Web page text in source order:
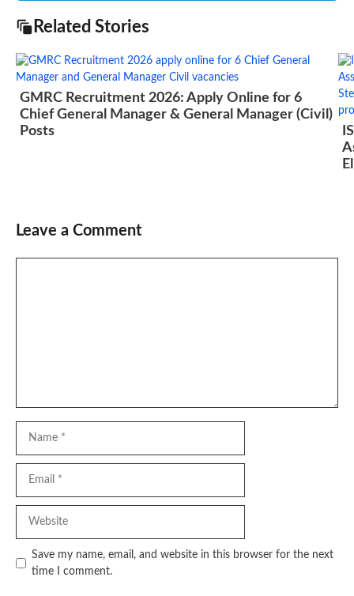
Related Stories
GMRC Recruitment 2026: Apply Online for 6
Chief General Manager & General Manager (Civil)
Posts
Leave a Comment
Save my name, email, and website in this browser for the next
time I comment.